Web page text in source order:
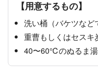
【用意するもの】
洗い桶（バケツなど
重曹もしくはセスキ
40〜60℃のぬるま